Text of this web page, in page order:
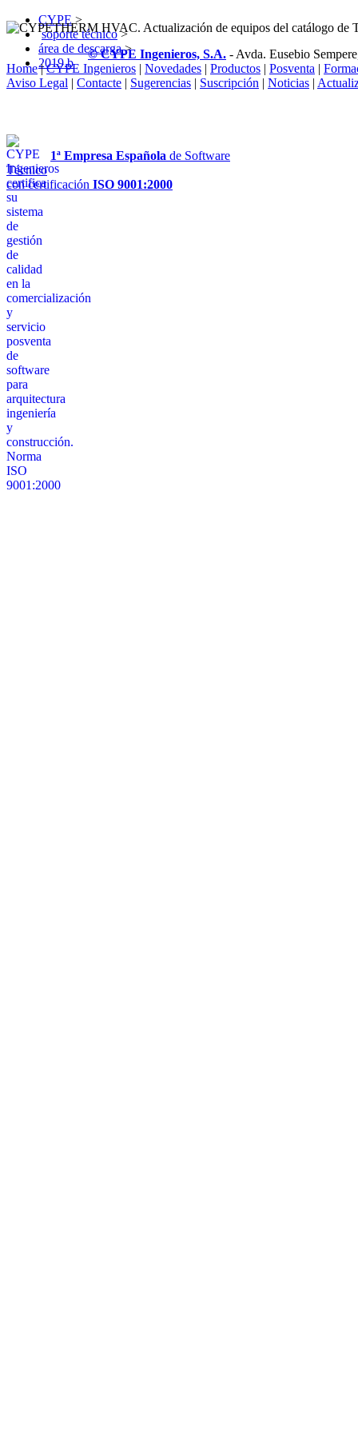
CYPE >
soporte técnico>
área de descarga>
2019.b
© CYPE Ingenieros, S.A. - Avda. Eusebio
Home|CYPE Ingenieros | Novedades | Productos | Posventa |
Aviso Legal | Contacte | Sugerencias | Suscripción | Noticias |
1ª Empresa Española de Software
Técnico
con certificación ISO 9001:2000